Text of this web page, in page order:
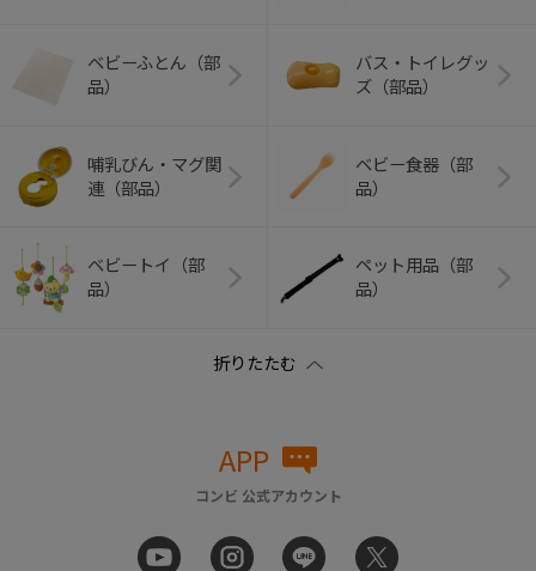
ベビーふとん（部
品）
バス・トイレグッ
ズ（部品）
哺乳びん・マグ関
連（部品）
ベビー食器（部
品）
ベビートイ（部
品）
ペット用品（部
品）
APP
コンビ 公式アカウント